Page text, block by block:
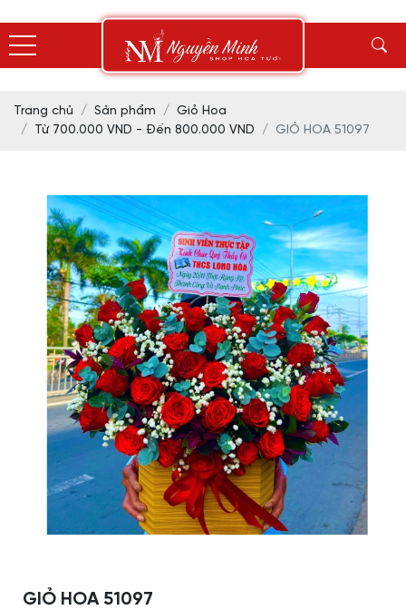
Trang chủ Sản phẩm
Giỏ Hoa
Từ 700.000 VND - Đến 800.000 VND
GIỎ HOA 51097
GIỎ HOA 51097